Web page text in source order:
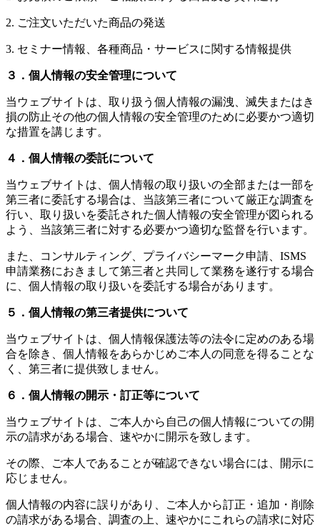
2. ご注文いただいた商品の発送
3. セミナー情報、各種商品・サービスに関する情報提供
３．個人情報の安全管理について
当ウェブサイトは、取り扱う個人情報の漏洩、滅失またはき
損の防止その他の個人情報の安全管理のために必要かつ適切
な措置を講じます。
４．個人情報の委託について
当ウェブサイトは、個人情報の取り扱いの全部または一部を
第三者に委託する場合は、当該第三者について厳正な調査を
行い、取り扱いを委託された個人情報の安全管理が図られる
よう、当該第三者に対する必要かつ適切な監督を行います。
また、コンサルティング、プライバシーマーク申請、ISMS
申請業務におきまして第三者と共同して業務を遂行する場合
に、個人情報の取り扱いを委託する場合があります。
５．個人情報の第三者提供について
当ウェブサイトは、個人情報保護法等の法令に定めのある場
合を除き、個人情報をあらかじめご本人の同意を得ることな
く、第三者に提供致しません。
６．個人情報の開示・訂正等について
当ウェブサイトは、ご本人から自己の個人情報についての開
示の請求がある場合、速やかに開示を致します。
その際、ご本人であることが確認できない場合には、開示に
応じません。
個人情報の内容に誤りがあり、ご本人から訂正・追加・削除
の請求がある場合、調査の上、速やかにこれらの請求に対応